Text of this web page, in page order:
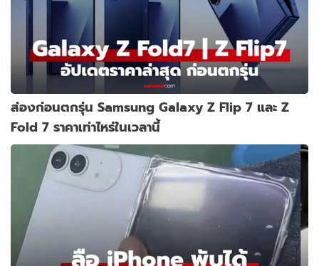
ส่องก่อนตกรุ่น Samsung Galaxy Z Flip 7 และ Z
Fold 7 ราคาเท่าไหร่ในเวลานี้